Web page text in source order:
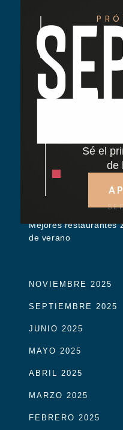
Sé el
de
Redescubre las
nueva carta de
Cocido madrileño:
Dónde comer cerca
Madrid
Tapas y terraza junto
Mejores restaurantes
de verano
NOVIEMBRE 2025
SEPTIEMBRE 2025
JUNIO 2025
MAYO 2025
ABRIL 2025
MARZO 2025
FEBRERO 2025